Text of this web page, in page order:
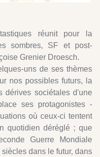
réunit pour la
sombres, SF et post-
Grenier Droesch.
uns de ses thèmes
nos possibles futurs, la
dérives sociétales d'une
ses protagonistes -
où ceux-ci tentent
quotidien déréglé ; que
Guerre Mondiale
dans le futur, dans